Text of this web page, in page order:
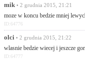
mik • 2 grudnia 2015, 21:21
moze w koncu bedzie mniej
ID:64776
olci • 2 grudnia 2015, 21:22
wlasnie bedzie wiecej i jeszcze
ID:64777